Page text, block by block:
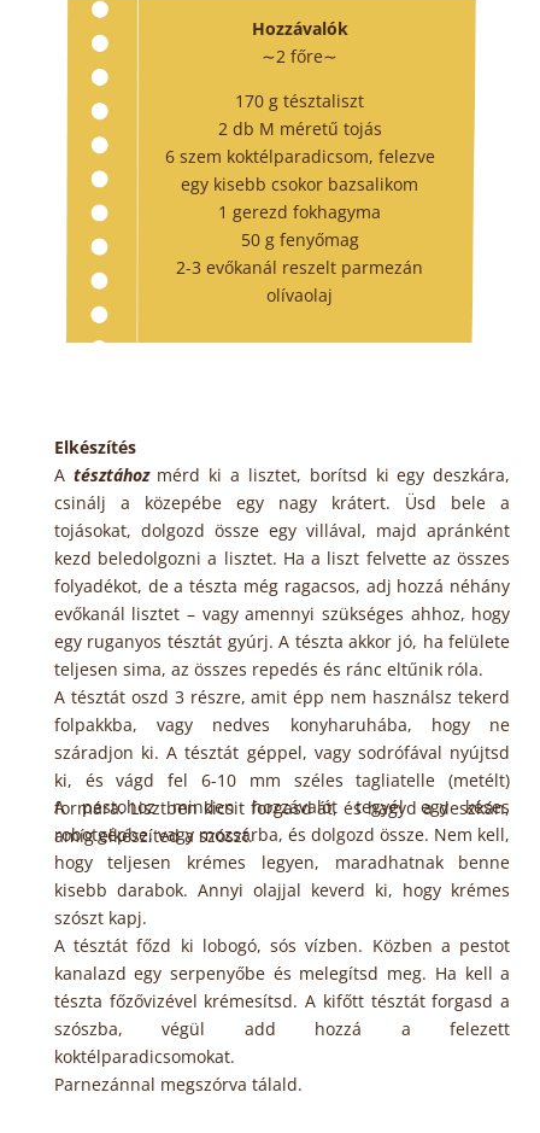
Hozzávalók
∼2 főre∼
170 g tésztaliszt
2 db M méretű tojás
6 szem koktélparadicsom, felezve
egy kisebb csokor bazsalikom
1 gerezd fokhagyma
50 g fenyőmag
2-3 evőkanál reszelt parmezán
olívaolaj
Elkészítés
A tésztáhozmérd ki a lisztet, borítsd ki egy deszkára,
csinálj a közepébe egy nagy krátert. Üsd bele a
tojásokat, dolgozd össze egy villával, majd apránként
kezd beledolgozni a lisztet. Ha a liszt felvette az összes
folyadékot, de a tészta még ragacsos, adj hozzá néhány
evőkanál lisztet – vagy amennyi szükséges ahhoz, hogy
egy ruganyos tésztát gyúrj. A tészta akkor jó, ha felülete
teljesen sima, az összes repedés és ránc eltűnik róla.
A tésztát oszd 3 részre, amit épp nem használsz tekerd
folpakkba, vagy nedves konyharuhába, hogy ne
száradjon ki. A tésztát géppel, vagy sodrófával nyújtsd
ki, és vágd fel 6-10 mm széles tagliatelle (metélt)
formára. Lisztben kicsit forgasd át, és hagyd a deszkán,
amíg elkészíted a szószt.
A pestohoz minden hozzávalót tegyél egy késes
robotgépbe, vagy mozsárba, és dolgozd össze. Nem kell,
hogy teljesen krémes legyen, maradhatnak benne
kisebb darabok. Annyi olajjal keverd ki, hogy krémes
szószt kapj.
A tésztát főzd ki lobogó, sós vízben. Közben a pestot
kanalazd egy serpenyőbe és melegítsd meg. Ha kell a
tészta főzővizével krémesítsd. A kifőtt tésztát forgasd a
szószba, végül add hozzá a felezett
koktélparadicsomokat.
Parnezánnal megszórva tálald.